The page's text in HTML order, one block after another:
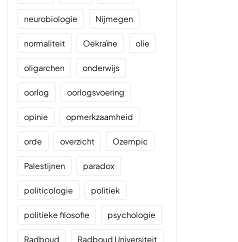
neurobiologie Nijmegen
normaliteit Oekraïne olie
oligarchen onderwijs
oorlog oorlogsvoering
opinie opmerkzaamheid
orde overzicht Ozempic
Palestijnen paradox
politicologie politiek
politieke filosofie psychologie
Radboud Radboud Universiteit